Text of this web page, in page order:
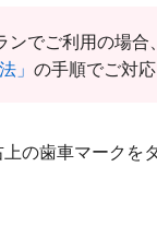
ンでご利用の場合
」 の手順でご対応
の歯車マークを